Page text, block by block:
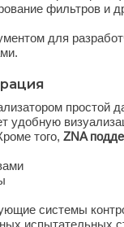
даже для новых
результатов и
и тестирования,
стендов.
для исследования
разработки
производства